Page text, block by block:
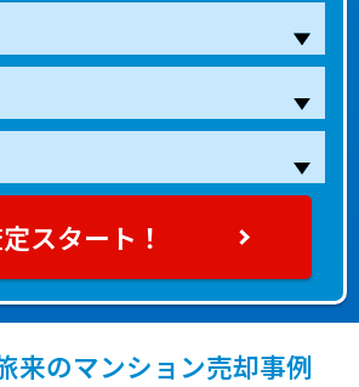
スタート！
来のマンション売却事例